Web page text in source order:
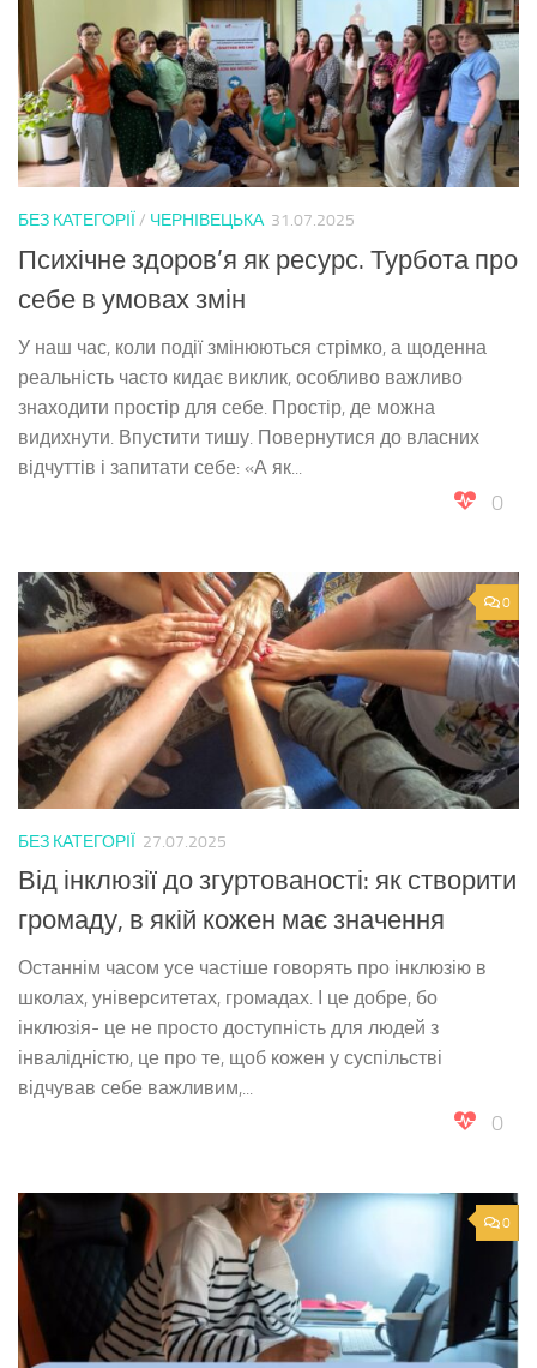
БЕЗ КАТЕГОРІЇ / ЧЕРНІВЕЦЬКА 31.07.2025
Психічне здоров’я як ресурс. Турбота про
себе в умовах змін
У наш час, коли події змінюються стрімко, а щоденна
реальність часто кидає виклик, особливо важливо
знаходити простір для себе. Простір, де можна
видихнути. Впустити тишу. Повернутися до власних
відчуттів і запитати себе: «А як...
0
0
БЕЗ КАТЕГОРІЇ 27.07.2025
Від інклюзії до згуртованості: як створити
громаду, в якій кожен має значення
Останнім часом усе частіше говорять про інклюзію в
школах, університетах, громадах. І це добре, бо
інклюзія- це не просто доступність для людей з
інвалідністю, це про те, щоб кожен у суспільстві
відчував себе важливим,...
0
0